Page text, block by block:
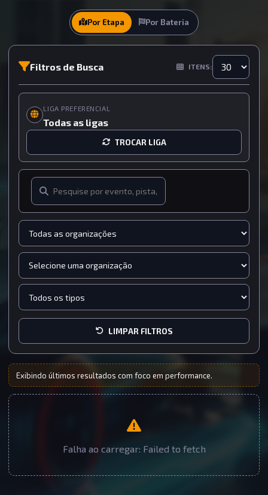
Por Etapa Por Bateria
Filtros de Busca ITENS:
LIGA PREFERENCIAL
Todas as ligas
TROCAR LIGA
LIMPAR FILTROS
Exibindo últimos resultados com foco em performance.
Falha ao carregar: Failed to fetch